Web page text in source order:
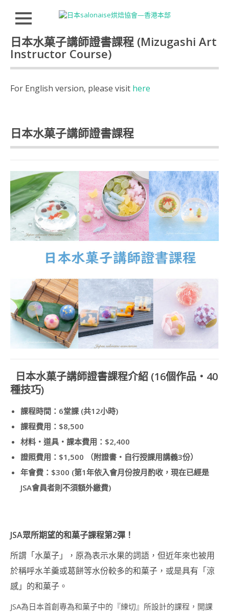
Close
Skip to
content
HOMEPAGE
JSA
講
證
特
色
介
紹
INSTRUCTOR
INTRODUCTION
JSA
CERTIFICATE
COURSE
型
相
關
課
狗
狗
零
講
師
書
SNACK)
食
甜
點
(RAW
SWEETS)
日本水菓子講師證書課程 (Mizugashi Art
Instructor Course)
For English version, please visit here
日本水菓子講師證書課程
日本水菓子講師證書課程介紹 (16個作品・40
種技巧)
課程時間：6堂課 (共12小時)
課程費用：$8,500
材料・道具・課本費用：$2,400
證照費用：$1,500 （附證書・自行授課用講義3份）
年會費：$300 (第1年依入會月份按月酌收，現在已經是
JSA會員者則不須額外繳費)
JSA眾所期望的和菓子課程第2彈！
所謂「水菓子」，原為表示水果的詞語，但近年來也被用
於稱呼水羊羹或葛餅等水份較多的和菓子，或是具有「涼
感」的和菓子。
JSA為日本首創專為和菓子中的『練切』所設計的課程，開課